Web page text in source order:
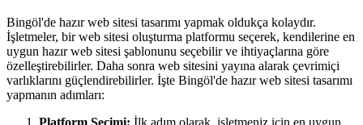
Bingöl'de hazır web sitesi tasarımı yapmak oldukça kolaydır.
İşletmeler, bir web sitesi oluşturma platformu seçerek, kendilerine en
uygun hazır web sitesi şablonunu seçebilir ve ihtiyaçlarına göre
özelleştirebilirler. Daha sonra web sitesini yayına alarak çevrimiçi
varlıklarını güçlendirebilirler. İşte Bingöl'de hazır web sitesi tasarımı
yapmanın adımları:
Platform Seçimi: İlk adım olarak, işletmeniz için en uygun